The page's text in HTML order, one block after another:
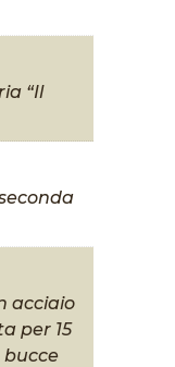
“Il
acciaio
per 15
bucce